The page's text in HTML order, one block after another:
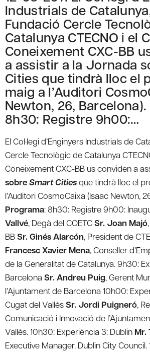
Industrials de
Fundació Cercle
Catalunya CTECNO i el
Coneixement CXC-BB
a assistir a la Jornada
Cities que tindrà lloc el
maig a l’Auditori
Newton, 26,
8h30: Registre 9h00:…
El Col·legi d’Enginyers Industrials de
Cercle Tecnològic de Catalunya
Coneixement CXC-BB us conviden a
sobreSmart Citiesque tindrà lloc el
l’Auditori CosmoCaixa (Isaac Newton,
Programa: 8h30: Registre 9h00:
Vallvé, Degà del COETCSr. Joan Majó
BBSr. Ginés Alarcón, President de
Francesc Xavier Mena, Conseller
de la Generalitat de Catalunya. 9h30:
Barcelona Sr. Andreu Puig, Gerent
l’Ajuntament de Barcelona 10h00:
Cugat del VallèsSr. Jordi Puigneró,
Comunicació i Innovació de
Vallès. 10h30: Experiència 3: Dublin Mr.
Executive Manager. Dublin City Council.